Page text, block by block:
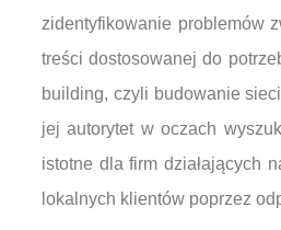
zidentyfikowanie problemów
treści dostosowanej do
building, czyli budowanie
jej autorytet w oczach
istotne dla firm działających
lokalnych klientów poprzez